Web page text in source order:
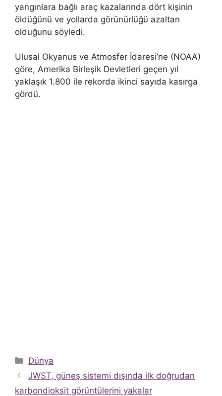
yangınlara bağlı araç kazalarında dört kişinin
öldüğünü ve yollarda görünürlüğü azaltan
olduğunu söyledi.
Ulusal Okyanus ve Atmosfer İdaresi’ne (NOAA)
göre, Amerika Birleşik Devletleri geçen yıl
yaklaşık 1.800 ile rekorda ikinci sayıda kasırga
gördü.
Kategoriler
Dünya
JWST, güneş sistemi dışında ilk doğrudan
karbondioksit görüntülerini yakalar